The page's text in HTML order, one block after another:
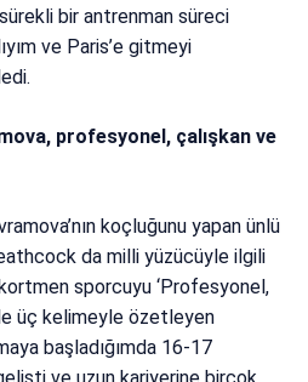
bir antrenman süreci
ve Paris’e gitmeyi
profesyonel, çalışkan ve
koçluğunu yapan ünlü
da milli yüzücüyle ilgili
sporcuyu ‘Profesyonel,
üç kelimeyle özetleyen
başladığımda 16-17